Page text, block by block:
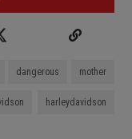
dangerous mother
harleydavidson